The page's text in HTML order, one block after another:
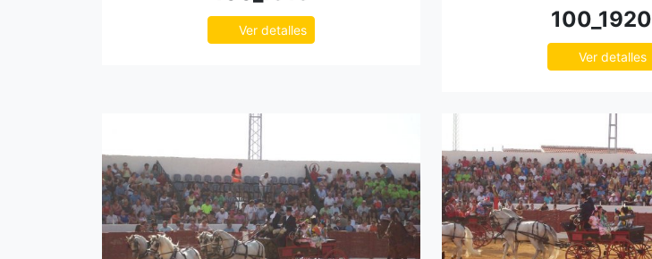
Ver detalles 100_1920
Ver detalles